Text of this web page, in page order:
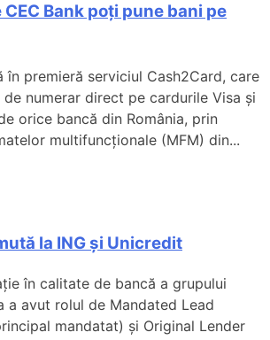
Bank poți pune bani pe
în premieră serviciul Cash2Card, care
numerar direct pe cardurile Visa și
orice bancă din România, prin
multifuncționale (MFM) din...
la ING și Unicredit
în calitate de bancă a grupului
a avut rolul de Mandated Lead
mandatat) și Original Lender